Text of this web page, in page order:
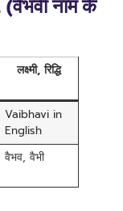
नाम के
लक्ष्मी, रिद्धि
Vaibhavi in
English
वैभव, वैभी